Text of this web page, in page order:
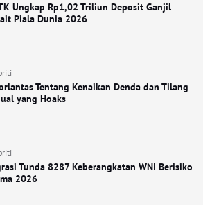
Ungkap Rp1,02 Triliun Deposit Ganjil
Piala Dunia 2026
Tentang Kenaikan Denda dan Tilang
yang Hoaks
Tunda 8287 Keberangkatan WNI Berisiko
2026